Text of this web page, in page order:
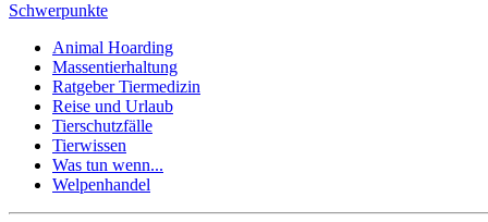
Schwerpunkte
Animal Hoarding
Massentierhaltung
Ratgeber Tiermedizin
Reise und Urlaub
Tierschutzfälle
Tierwissen
Was tun wenn...
Welpenhandel